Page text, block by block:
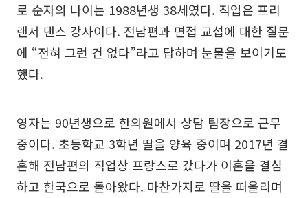
로 순자의 나이는 1988년생 38세였다. 직업은 프리
랜서 댄스 강사이다. 전남편과 면접 교섭에 대한 질문
에 “전혀 그런 건 없다”라고 답하며 눈물을 보이기도
했다.
영자는 90년생으로 한의원에서 상담 팀장으로 근무
중이다. 초등학교 3학년 딸을 양육 중이며 2017년 결
혼해 전남편의 직업상 프랑스로 갔다가 이혼을 결심
하고 한국으로 돌아왔다. 마찬가지로 딸을 떠올리며